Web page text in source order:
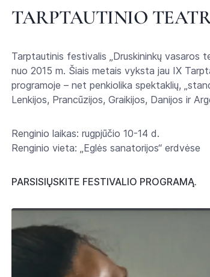
TARPTAUTINIO
Tarptautinis festivalis „Druskininkų vasaros
nuo 2015 m. Šiais metais vyksta jau IX
programoje – net penkiolika spektaklių,
Lenkijos, Prancūzijos, Graikijos, Danijos ir
Renginio laikas: rugpjūčio 10-14 d.
Renginio vieta: „Eglės sanatorijos“ erdvėse
PARSISIŲSKITE FESTIVALIO PROGRAMĄ.